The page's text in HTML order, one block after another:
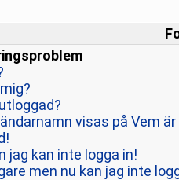
visas på Vem
jag kan inte logga in!
men nu kan jag inte